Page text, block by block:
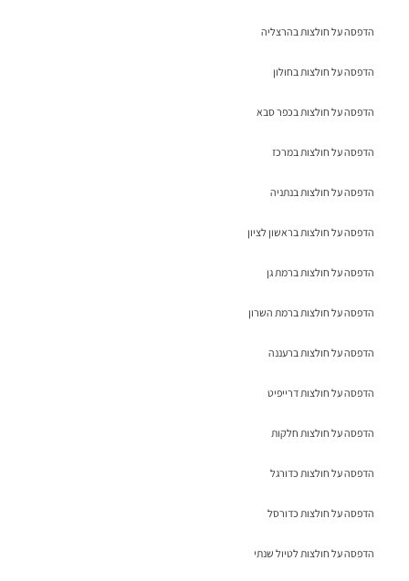
הדפסה על חולצות בהרצליה
הדפסה על חולצות בחולון
הדפסה על חולצות בכפר סבא
הדפסה על חולצות במרכז
הדפסה על חולצות בנתניה
הדפסה על חולצות בראשון לציון
הדפסה על חולצות ברמת גן
הדפסה על חולצות ברמת השרון
הדפסה על חולצות ברעננה
הדפסה על חולצות דרייפיט
הדפסה על חולצות חלקות
הדפסה על חולצות כדורגל
הדפסה על חולצות כדורסל
הדפסה על חולצות לטיול שנתי